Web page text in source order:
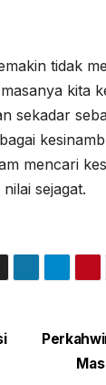
tidak
kita
sekadar
mencari
sejagat.